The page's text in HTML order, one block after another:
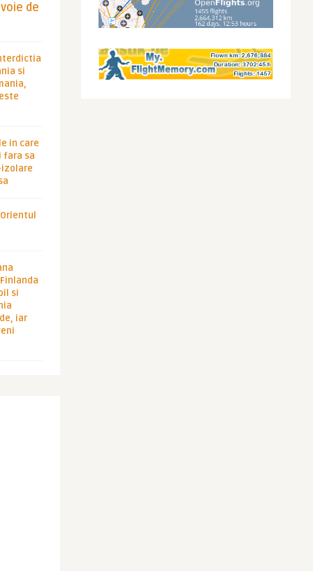
de
si
in care
fara sa
si
iar